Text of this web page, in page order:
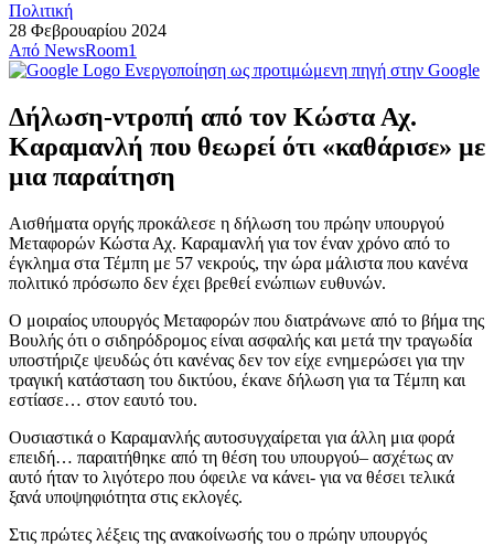
Πολιτική
28 Φεβρουαρίου 2024
Από NewsRoom1
Ενεργοποίηση ως προτιμώμενη πηγή στην Google
Δήλωση-ντροπή από τον Κώστα Αχ.
Καραμανλή που θεωρεί ότι «καθάρισε» με
μια παραίτηση
Αισθήματα οργής προκάλεσε η δήλωση του πρώην υπουργού
Μεταφορών Κώστα Αχ. Καραμανλή για τον έναν χρόνο από το
έγκλημα στα Τέμπη με 57 νεκρούς, την ώρα μάλιστα που κανένα
πολιτικό πρόσωπο δεν έχει βρεθεί ενώπιων ευθυνών.
Ο μοιραίος υπουργός Μεταφορών που διατράνωνε από το βήμα της
Βουλής ότι ο σιδηρόδρομος είναι ασφαλής και μετά την τραγωδία
υποστήριζε ψευδώς ότι κανένας δεν τον είχε ενημερώσει για την
τραγική κατάσταση του δικτύου, έκανε δήλωση για τα Τέμπη και
εστίασε… στον εαυτό του.
Ουσιαστικά ο Καραμανλής αυτοσυγχαίρεται για άλλη μια φορά
επειδή… παραιτήθηκε από τη θέση του υπουργού– ασχέτως αν
αυτό ήταν το λιγότερο που όφειλε να κάνει- για να θέσει τελικά
ξανά υποψηφιότητα στις εκλογές.
Στις πρώτες λέξεις της ανακοίνωσής του ο πρώην υπουργός